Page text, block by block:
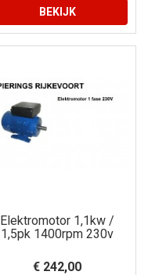
BEKIJK
Elektromotor 1,1kw /
1,5pk 1400rpm 230v
€ 242,00